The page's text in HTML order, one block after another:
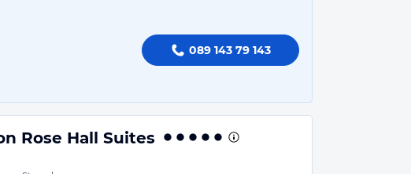
089 143 79 143
Rose Hall Suites